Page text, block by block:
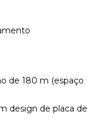
de 180 m (espaço
design de placa de